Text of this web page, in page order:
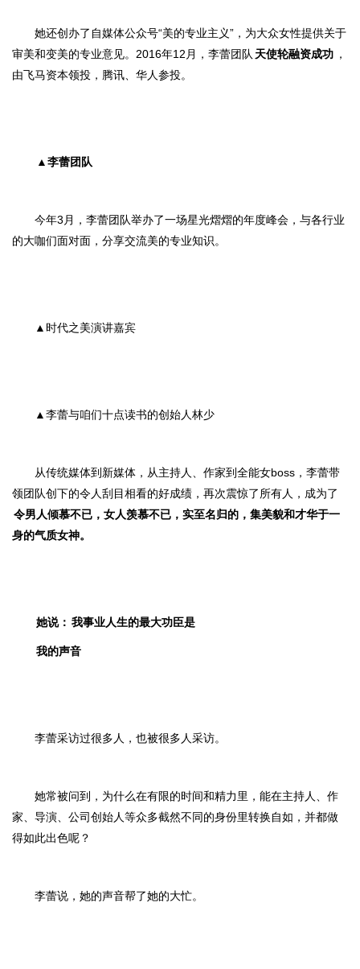
她还创办了自媒体公众号“美的专业主义”，为大众女性提供关于
审美和变美的专业意见。2016年12月，李蕾团队 天使轮融资成功 ，
由飞马资本领投，腾讯、华人参投。
▲李蕾团队
今年3月，李蕾团队举办了一场星光熠熠的年度峰会，与各行业
的大咖们面对面，分享交流美的专业知识。
▲时代之美演讲嘉宾
▲李蕾与咱们十点读书的创始人林少
从传统媒体到新媒体，从主持人、作家到全能女boss，李蕾带
领团队创下的令人刮目相看的好成绩，再次震惊了所有人， 成为了
令男人倾慕不已，女人羡慕不已 ，实至名归的，集美貌和才华于一
身的气质女神。
她说： 我事业人生的最大功臣是
我的声音
李蕾采访过很多人，也被很多人采访。
她常被问到， 为什么在有限的时间和精力里，能在主持人、作
家、导演、公司创始人等众多截然不同的身份里转换自如，并都做
得如此出色呢？
李蕾说，她的声音帮了她的大忙。